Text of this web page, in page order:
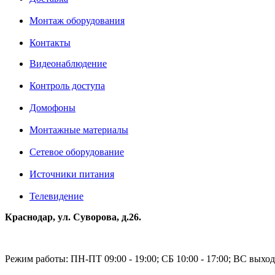
Монтаж оборудования
Контакты
Видеонаблюдение
Контроль доступа
Домофоны
Монтажные материалы
Сетевое оборудование
Источники питания
Телевидение
Краснодар, ул. Суворова, д.26.
Режим работы: ПН-ПТ 09:00 - 19:00; СБ 10:00 - 17:00; ВС